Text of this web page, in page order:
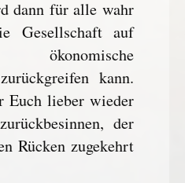
dann für alle wahr
Gesellschaft auf
kann.
Euch lieber wieder
der
Rücken zugekehrt